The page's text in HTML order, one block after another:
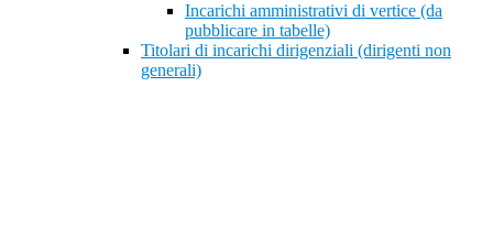
Incarichi amministrativi di vertice (da
pubblicare in tabelle)
Titolari di incarichi dirigenziali (dirigenti non
generali)